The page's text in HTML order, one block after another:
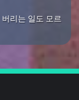
버리는 일도 모르